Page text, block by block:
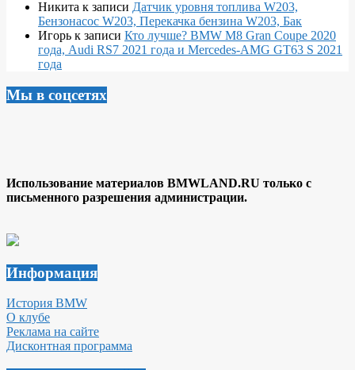
Никита к записи Датчик уровня топлива W203,
Бензонасос W203, Перекачка бензина W203, Бак
Игорь к записи Кто лучше? BMW M8 Gran Coupe 2020
года, Audi RS7 2021 года и Mercedes-AMG GT63 S 2021
года
Мы в соцсетях
Использование материалов BMWLAND.RU только с
письменного разрешения администрации.
Информация
История BMW
О клубе
Реклама на сайте
Дисконтная программа